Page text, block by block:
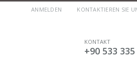
ANMELDEN KONTAKTIEREN SIE
KONTAKT
+90 533 335